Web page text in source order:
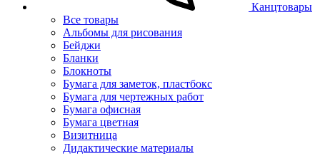
Канцтовары
Все товары
Альбомы для рисования
Бейджи
Бланки
Блокноты
Бумага для заметок, пластбокс
Бумага для чертежных работ
Бумага офисная
Бумага цветная
Визитница
Дидактические материалы